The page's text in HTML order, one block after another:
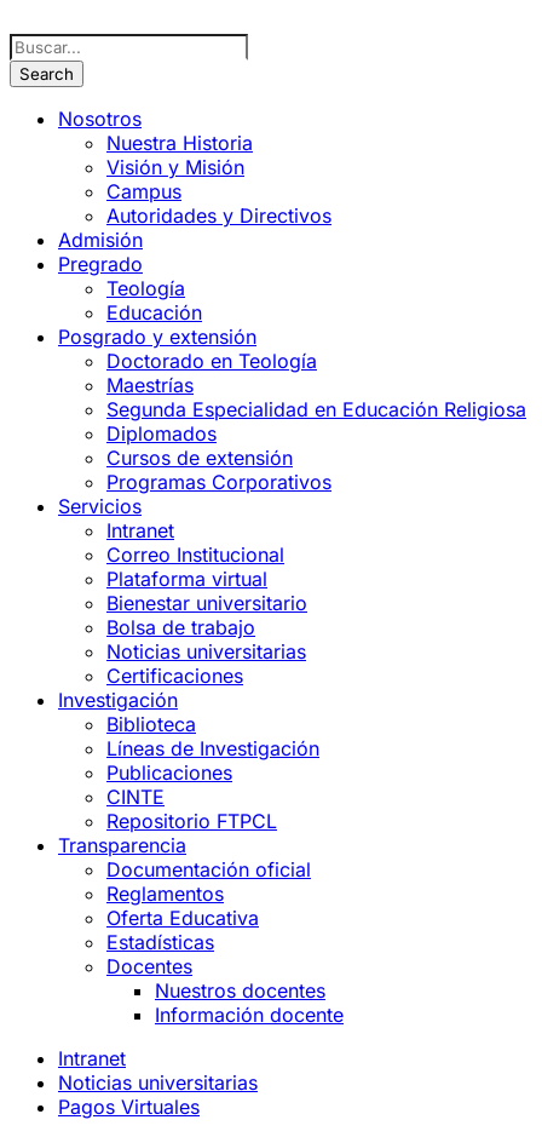
Nosotros
Nuestra Historia
Visión y Misión
Campus
Autoridades y Directivos
Admisión
Pregrado
Teología
Educación
Posgrado y extensión
Doctorado en Teología
Maestrías
Segunda Especialidad en Educación Religiosa
Diplomados
Cursos de extensión
Programas Corporativos
Servicios
Intranet
Correo Institucional
Plataforma virtual
Bienestar universitario
Bolsa de trabajo
Noticias universitarias
Certificaciones
Investigación
Biblioteca
Líneas de Investigación
Publicaciones
CINTE
Repositorio FTPCL
Transparencia
Documentación oficial
Reglamentos
Oferta Educativa
Estadísticas
Docentes
Nuestros docentes
Información docente
Intranet
Noticias universitarias
Pagos Virtuales